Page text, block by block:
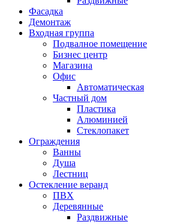
Фасадка
Демонтаж
Входная группа
Подвалное помещение
Бизнес центр
Магазина
Офис
Автоматическая
Частный дом
Пластика
Алюминией
Стеклопакет
Ограждения
Ванны
Душа
Лестниц
Остекление веранд
ПВХ
Деревянные
Раздвижные